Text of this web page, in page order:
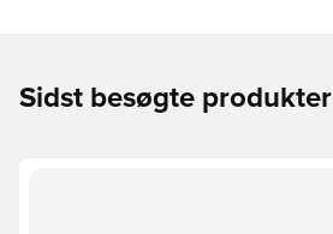
Sidst besøgte produkter